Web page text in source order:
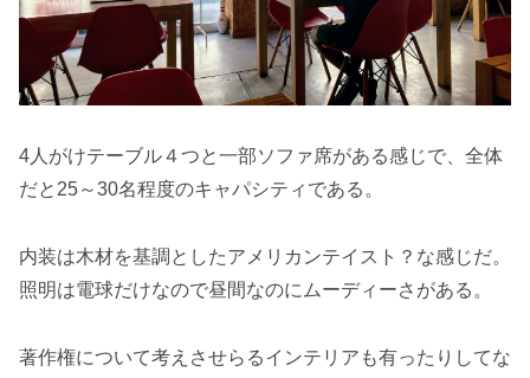
4人がけテーブル４つと一部ソファ席がある感じで、全体
だと25～30名程度のキャパシティである。
内装は木材を基調としたアメリカンテイスト？な感じだ。
照明は電球だけなので昼間なのにムーディーさがある。
著作権について考えさせらるインテリアも有ったりしてな